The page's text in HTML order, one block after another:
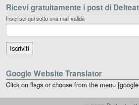
Ricevi gratuitamente i post di
Inserisci qui sotto una mail valida
Google Website Translator
Click on flags or choose from the menu